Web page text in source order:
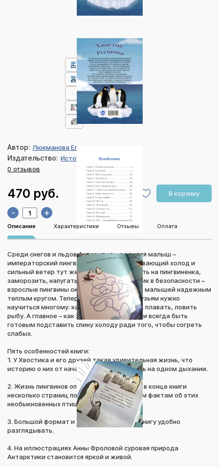
Автор: Люкманова Елена
Издательство: Источник жизни
0 отзывов
470 руб. В корзину
- +
Описание Характеристики Отзывы Оплата
Среди снегов и льдов Антарктиды родился малыш –
императорский пингвин Хвостик. Пронизывающий холод и
сильный ветер тут же попытались налететь на пингвиненка,
заморозить, напугать, погубить. Но Хвостик в безопасности –
взрослые пингвины окружили его и других малышей надежным
теплым кругом. Теперь Хвостику и его друзьям нужно
научиться многому: как скользить по льду, плавать, ловить
рыбу. А главное – как заботиться о других и всегда быть
готовым подставить спину холоду ради того, чтобы согреть
слабых.
Пять особенностей книги:
1. У Хвостика и его друзей такая удивительная жизнь, что
историю о них от начала до конца читаешь на одном дыхании.
2. Жизнь пингвинов описана очень точно, а в конце книги
несколько страниц посвящены интересным фактам об этих
необыкновенных птицах.
3. Большой формат и твердая обложка – книгу удобно
разглядывать.
4. На иллюстрациях Анны Фроловой суровая природа
Антарктики становится яркой и живой.